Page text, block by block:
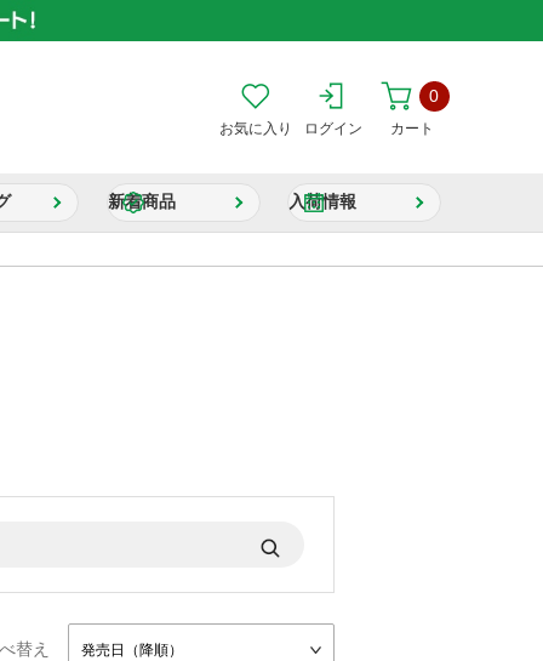
お気に入り ログイン カート
0
新着商品 入荷情報
替え 発売日（降順）